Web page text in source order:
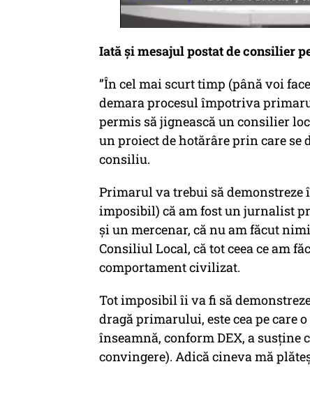
Iată și mesajul postat de consilier
”În cel mai scurt timp (până voi
demara procesul împotriva
permis să jignească un consilier
un proiect de hotărâre prin care
consiliu.
Primarul va trebui să
imposibil) că am fost un jurnalist
și un mercenar, că nu am făcut
Consiliul Local, că tot ceea ce am
comportament civilizat.
Tot imposibil îi va fi să
dragă primarului, este cea pe care
înseamnă, conform DEX, a
convingere). Adică cineva mă